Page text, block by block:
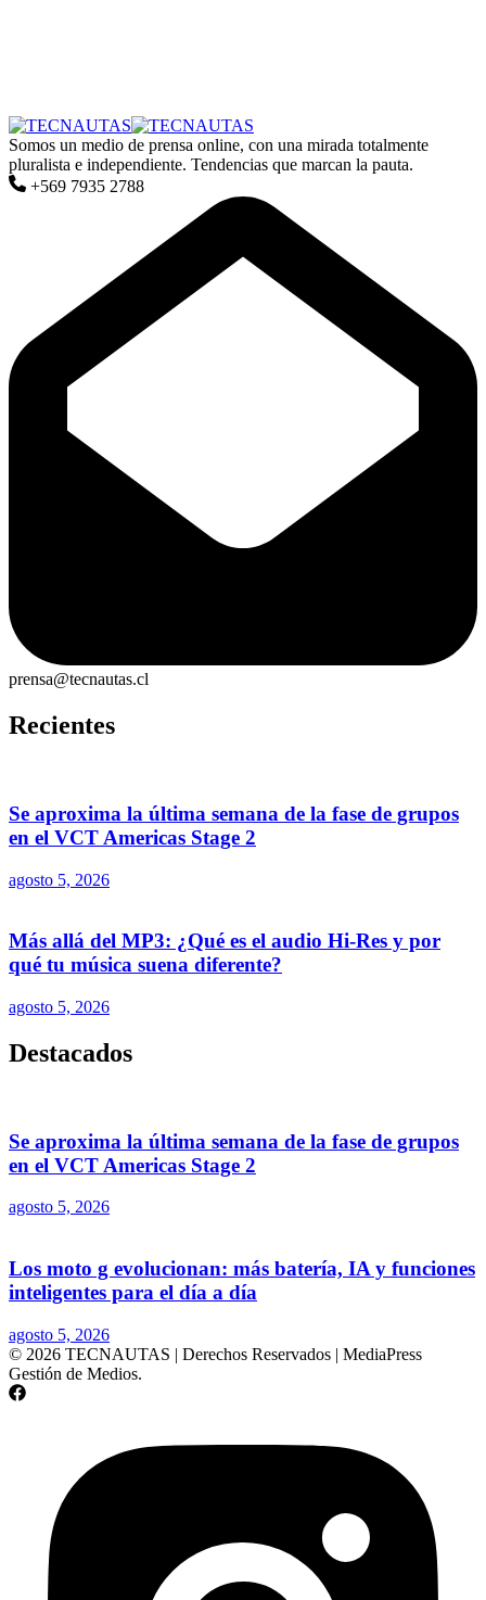
Somos un medio de prensa online, con una mirada totalmente
pluralista e independiente. Tendencias que marcan la pauta.
+569 7935 2788
prensa@tecnautas.cl
Recientes
Se aproxima la última semana de la fase de grupos
en el VCT Americas Stage 2
agosto 5, 2026
Más allá del MP3: ¿Qué es el audio Hi-Res y por
qué tu música suena diferente?
agosto 5, 2026
Destacados
Se aproxima la última semana de la fase de grupos
en el VCT Americas Stage 2
agosto 5, 2026
Los moto g evolucionan: más batería, IA y funciones
inteligentes para el día a día
agosto 5, 2026
© 2026 TECNAUTAS | Derechos Reservados | MediaPress
Gestión de Medios.